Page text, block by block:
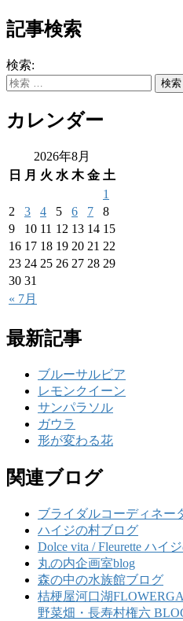
記事検索
検索:
カレンダー
2026年8月
日
月 火 水 木 金 土
« 7月
1
2
3 4 5 6 7
8
9
10 11 12 13 14 15
16 17 18 19 20 21 22
23 24 25 26 27 28 29
30 31
最新記事
ブルーサルビア
レモンクイーン
サンパラソル
ガウラ
形が変わる花
関連ブログ
ブライダルコーディネー
ハイジの村ブログ
Dolce vita / Fleurette ハイ
丸の内企画室blog
森の中の水族館ブログ
桔梗屋河口湖
野菜畑・長寿村権六